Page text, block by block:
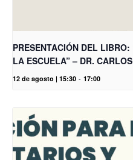
PRESENTACIÓN DEL
LA ESCUELA” – DR.
12 de agosto | 15:30 - 17:00